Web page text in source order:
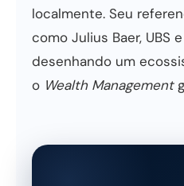
localmente. Seu
como Julius Baer, UBS
desenhando um
o Wealth Management